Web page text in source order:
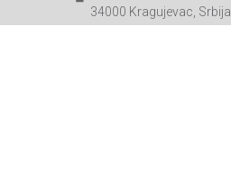
34000 Kragujevac, Srbija